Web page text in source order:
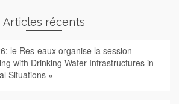
Articles récents
le Res-eaux organise la session
with Drinking Water Infrastructures in
Situations «